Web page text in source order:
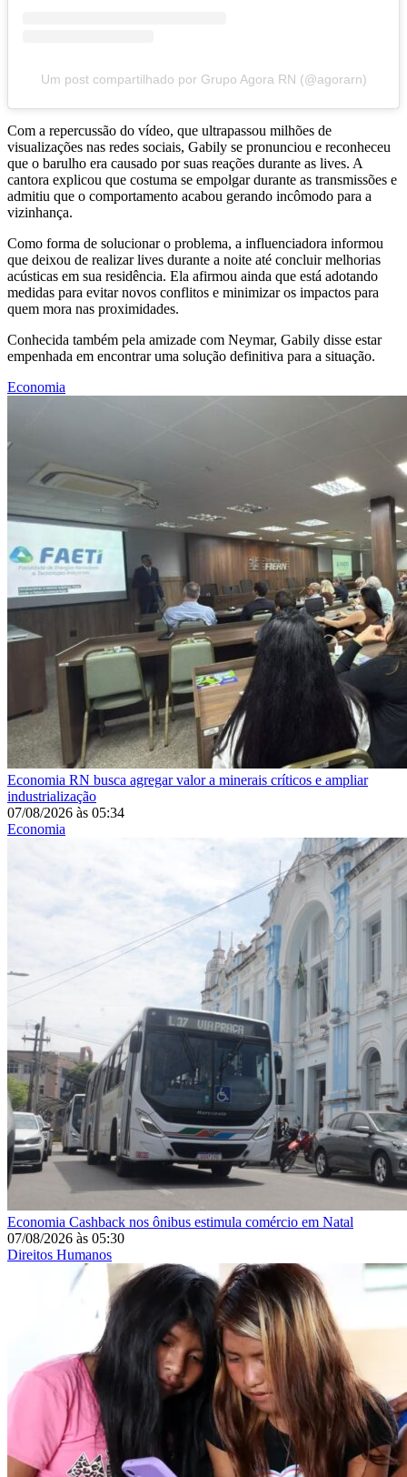
Um post compartilhado por Grupo Agora RN (@agorarn)
Com a repercussão do vídeo, que ultrapassou milhões de
visualizações nas redes sociais, Gabily se pronunciou e reconheceu
que o barulho era causado por suas reações durante as lives. A
cantora explicou que costuma se empolgar durante as transmissões e
admitiu que o comportamento acabou gerando incômodo para a
vizinhança.
Como forma de solucionar o problema, a influenciadora informou
que deixou de realizar lives durante a noite até concluir melhorias
acústicas em sua residência. Ela afirmou ainda que está adotando
medidas para evitar novos conflitos e minimizar os impactos para
quem mora nas proximidades.
Conhecida também pela amizade com Neymar, Gabily disse estar
empenhada em encontrar uma solução definitiva para a situação.
Economia
Economia RN busca agregar valor a minerais críticos e ampliar
industrialização
07/08/2026 às 05:34
Economia
Economia Cashback nos ônibus estimula comércio em Natal
07/08/2026 às 05:30
Direitos Humanos